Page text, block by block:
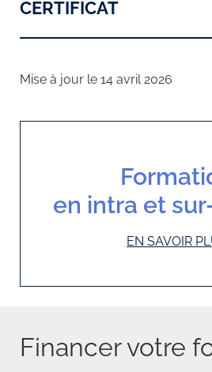
CERTIFICAT
Mise à jour le 14 avril 2026
en intra et
EN SAVOIR
Financer votre